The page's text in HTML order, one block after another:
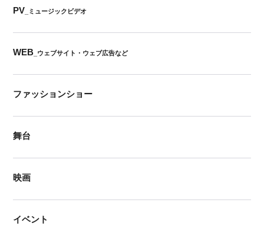
PV _ミュージックビデオ
WEB _ウェブサイト・ウェブ広告など
ファッションショー
舞台
映画
イベント